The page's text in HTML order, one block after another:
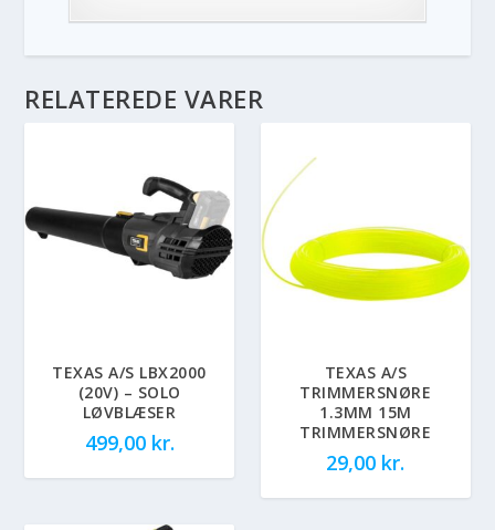
RELATEREDE VARER
TEXAS A/S LBX2000
(20V) – SOLO
LØVBLÆSER
499,00 kr.
TEXAS A/S
TRIMMERSNØRE
1.3MM 15M
TRIMMERSNØRE
29,00 kr.